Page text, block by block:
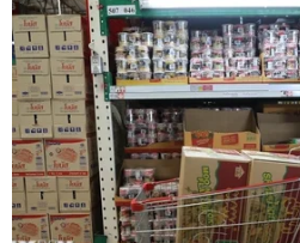
Không gian nghỉ dưỡng cao cấp ở
phố Phú Quốc. (Ảnh:
Tỷ lệ bao phủ tiêm vaccine